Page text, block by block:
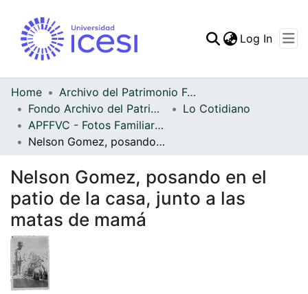
Statistics
Log In
Home
Archivo del Patrimonio Fotográfico y Fílmico del Valle del Cauca
Fondo Archivo del Patrimonio Fotográfico y Fílmico del Valle del Cauca
Lo Cotidiano
APFFVC - Fotos Familiares - Patrimonial
Nelson Gomez, posando en el patio de la casa, junto a las matas de mamá
Nelson Gomez, posando en el
patio de la casa, junto a las
matas de mamá